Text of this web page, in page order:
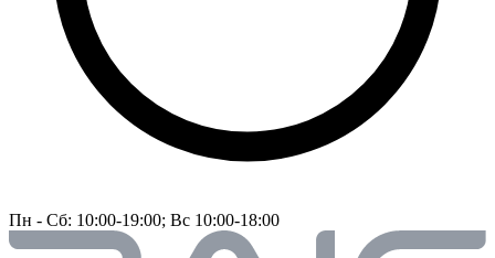
Пн - Сб: 10:00-19:00; Вс 10:00-18:00